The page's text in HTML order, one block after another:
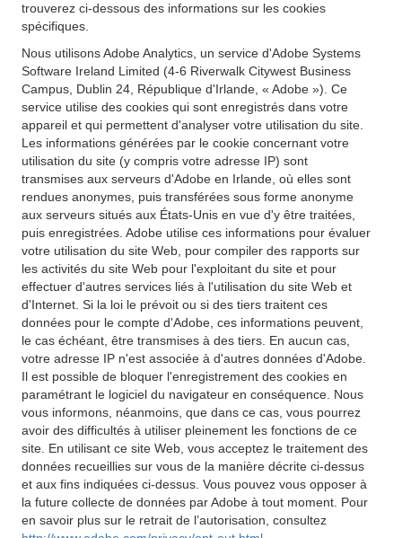
trouverez ci-dessous des informations sur les cookies
spécifiques.
Nous utilisons Adobe Analytics, un service d'Adobe Systems
Software Ireland Limited (4-6 Riverwalk Citywest Business
Campus, Dublin 24, République d'Irlande, « Adobe »). Ce
service utilise des cookies qui sont enregistrés dans votre
appareil et qui permettent d'analyser votre utilisation du site.
Les informations générées par le cookie concernant votre
utilisation du site (y compris votre adresse IP) sont
transmises aux serveurs d'Adobe en Irlande, où elles sont
rendues anonymes, puis transférées sous forme anonyme
aux serveurs situés aux États-Unis en vue d'y être traitées,
puis enregistrées. Adobe utilise ces informations pour évaluer
votre utilisation du site Web, pour compiler des rapports sur
les activités du site Web pour l'exploitant du site et pour
effectuer d'autres services liés à l'utilisation du site Web et
d'Internet. Si la loi le prévoit ou si des tiers traitent ces
données pour le compte d'Adobe, ces informations peuvent,
le cas échéant, être transmises à des tiers. En aucun cas,
votre adresse IP n'est associée à d'autres données d'Adobe.
Il est possible de bloquer l'enregistrement des cookies en
paramétrant le logiciel du navigateur en conséquence. Nous
vous informons, néanmoins, que dans ce cas, vous pourrez
avoir des difficultés à utiliser pleinement les fonctions de ce
site. En utilisant ce site Web, vous acceptez le traitement des
données recueillies sur vous de la manière décrite ci-dessus
et aux fins indiquées ci-dessus. Vous pouvez vous opposer à
la future collecte de données par Adobe à tout moment. Pour
en savoir plus sur le retrait de l’autorisation, consultez